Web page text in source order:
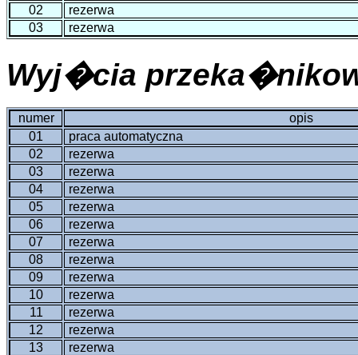
02
rezerwa
03
rezerwa
Wyj�cia
numer
opis
01
praca automatyczna
02
rezerwa
03
rezerwa
04
rezerwa
05
rezerwa
06
rezerwa
07
rezerwa
08
rezerwa
09
rezerwa
10
rezerwa
11
rezerwa
12
rezerwa
13
rezerwa